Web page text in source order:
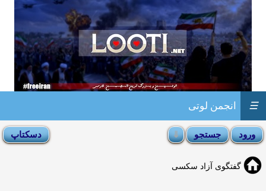
انجمن لوتی ☰
گفتگوی آزاد سکسی